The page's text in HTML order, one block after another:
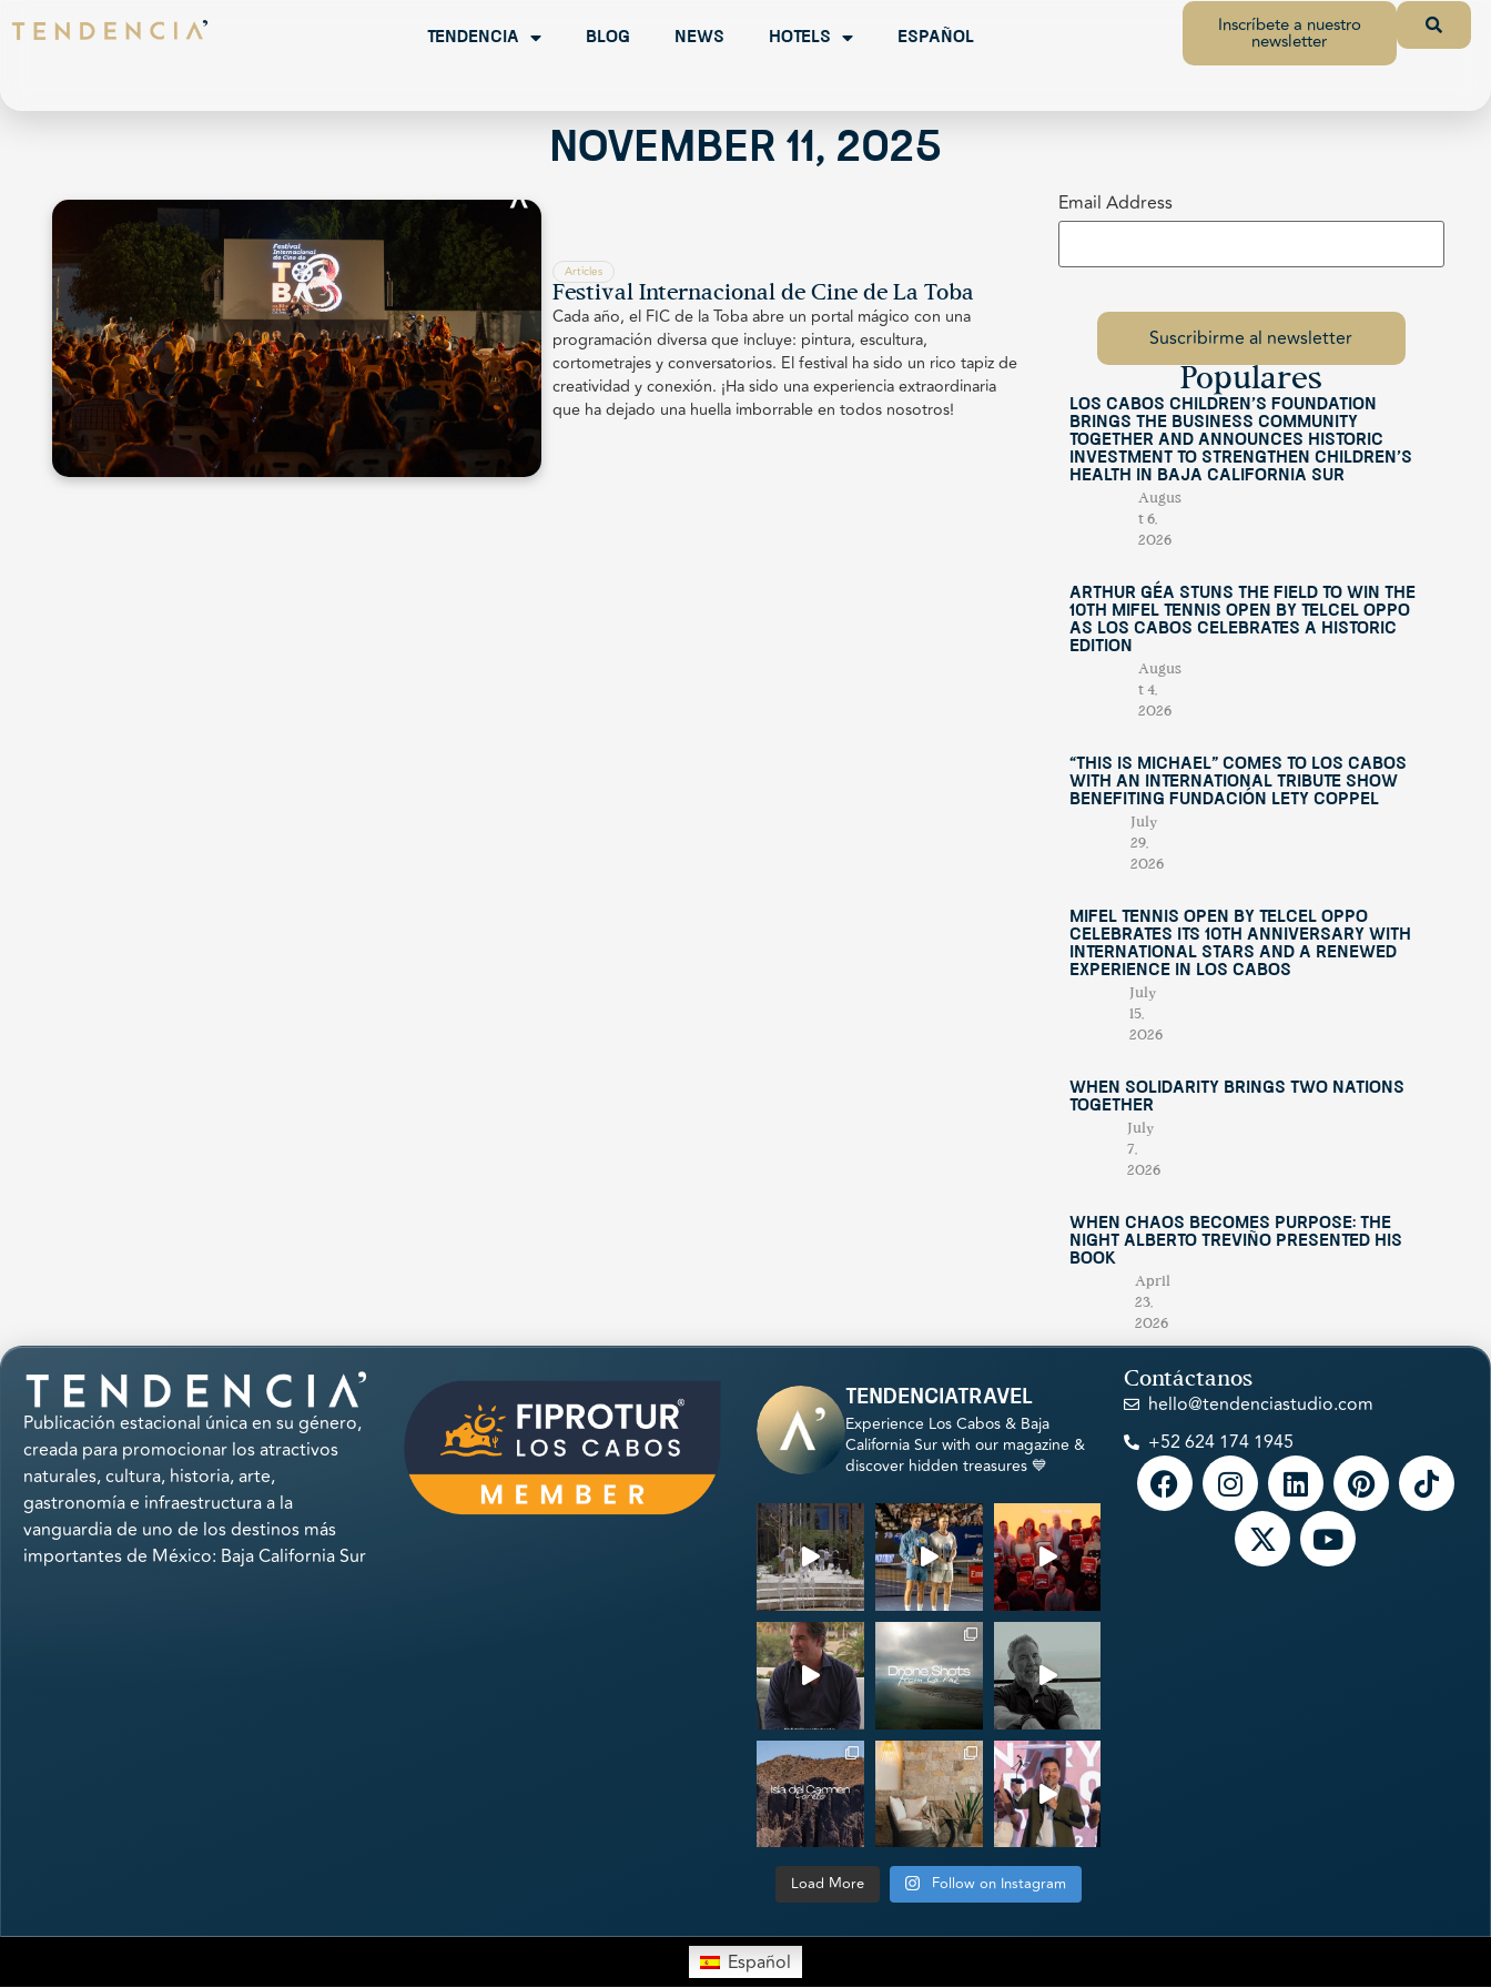
Tendencia Blog News Hotels Español Inscríbete a nuestro
newsletter
November 11, 2025
Articles
Festival Internacional de Cine de La Toba
Cada año, el FIC de la Toba abre un portal mágico con una
programación diversa que incluye: pintura, escultura,
cortometrajes y conversatorios. El festival ha sido un rico tapiz de
creatividad y conexión. ¡Ha sido una experiencia extraordinaria
que ha dejado una huella imborrable en todos nosotros!
Email Address
Populares
Los Cabos Children’s Foundation
Brings the Business Community
Together and Announces Historic
Investment to Strengthen Children’s
Health in Baja California Sur
Augus
t 6,
2026
Arthur Géa Stuns the Field to Win the
10th Mifel Tennis Open by Telcel OPPO
as Los Cabos Celebrates a Historic
Edition
Augus
t 4,
2026
“This Is Michael” Comes to Los Cabos
with an International Tribute Show
Benefiting Fundación Lety Coppel
July
29,
2026
Mifel Tennis Open by Telcel Oppo
Celebrates Its 10th Anniversary with
International Stars and a Renewed
Experience in Los Cabos
July
15,
2026
When Solidarity Brings Two Nations
Together
July
7,
2026
When Chaos Becomes Purpose: The
Night Alberto Treviño Presented His
Book
April
23,
2026
Publicación estacional única en su género,
creada para promocionar los atractivos
naturales, cultura, historia, arte,
gastronomía e infraestructura a la
vanguardia de uno de los destinos más
importantes de México: Baja California Sur
tendenciatravel
Experience Los Cabos & Baja
California Sur with our magazine &
discover hidden treasures 💙
Load More Follow on Instagram
Contáctanos
hello@tendenciastudio.com
+52 624 174 1945
Español